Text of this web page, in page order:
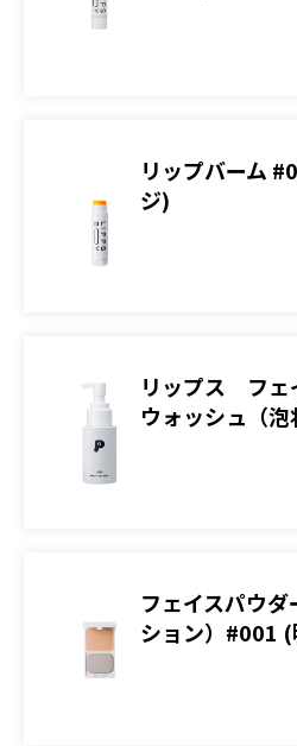
リップバーム
ジ)
リップス フェ
ウォッシュ（泡
フェイスパウ
ション）#001